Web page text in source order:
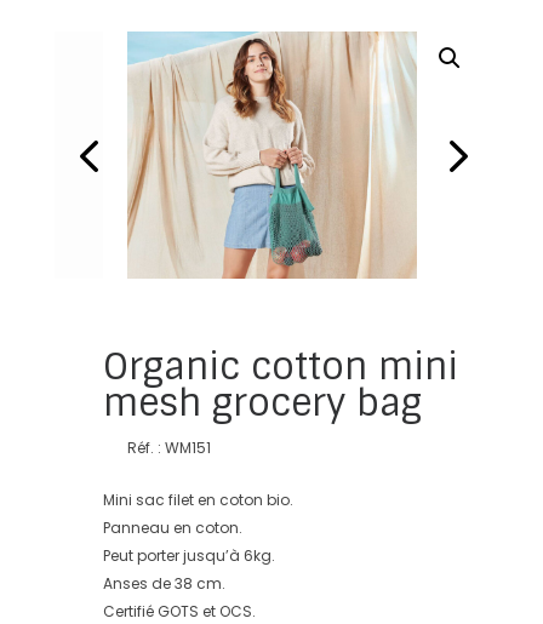
Organic cotton mini
mesh grocery bag
Réf. : WM151
Mini sac filet en coton bio.
Panneau en coton.
Peut porter jusqu’à 6kg.
Anses de 38 cm.
Certifié GOTS et OCS.